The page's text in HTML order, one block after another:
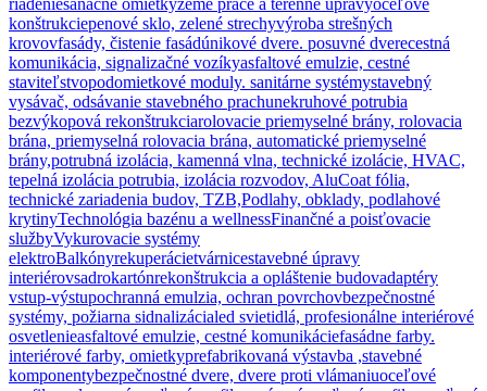
riadeniesanačné omietkyzeme práce a terénne úpravyoceľové
konštrukciepenové sklo, zelené strechyvýroba strešných
krovovfasády, čistenie fasádúnikové dvere. posuvné dverecestná
komunikácia, signalizačné vozíkyasfaltové emulzie, cestné
staviteľstvopodomietkové moduly. sanitárne systémystavebný
vysávač, odsávanie stavebného prachunekruhové potrubia
bezvýkopová rekonštrukciarolovacie priemyselné brány, rolovacia
brána, priemyselná rolovacia brána, automatické priemyselné
brány,potrubná izolácia, kamenná vlna, technické izolácie, HVAC,
tepelná izolácia potrubia, izolácia rozvodov, AluCoat fólia,
technické zariadenia budov, TZB,Podlahy, obklady, podlahové
krytinyTechnológia bazénu a wellnessFinančné a poisťovacie
službyVykurovacie systémy
elektroBalkónyrekuperácietvárnicestavebné úpravy
interiérovsadrokartónrekonštrukcia a opláštenie budovadaptéry
vstup-výstupochranná emulzia, ochran povrchovbezpečnostné
systémy, požiarna sidnalizácialed svietidlá, profesionálne interiérové
osvetlenieasfaltové emulzie, cestné komunikáciefasádne farby.
interiérové farby, omietkyprefabrikovaná výstavba ,stavebné
komponentybezpečnostné dvere, dvere proti vlámaniuoceľové